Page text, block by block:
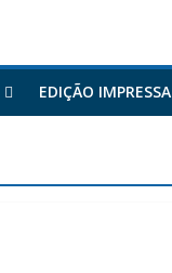
EDIÇÃO IMPRESSA